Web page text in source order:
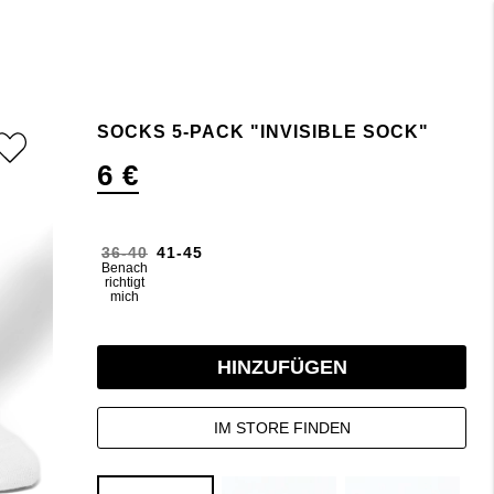
SOCKS 5-PACK "INVISIBLE SOCK"
6 €
36-40
Benach
richtigt
mich
41-45
HINZUFÜGEN
IM STORE FINDEN